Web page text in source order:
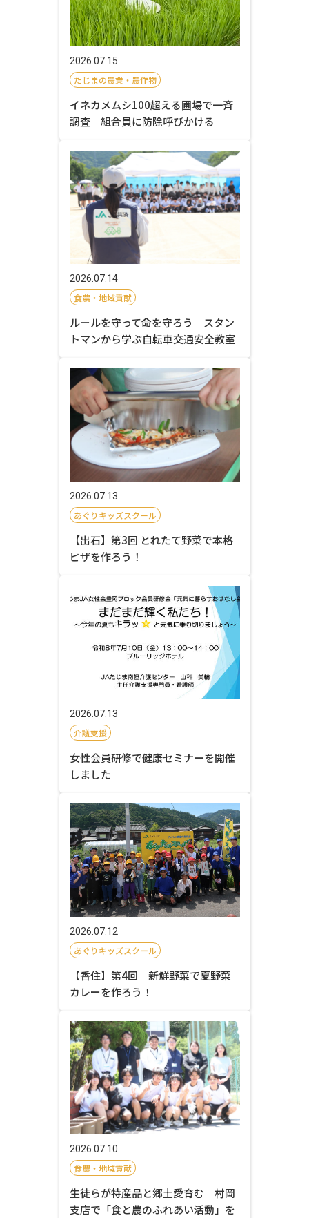
2026.07.15
たじまの農業・農作物
イネカメムシ100超える圃場で一斉
調査 組合員に防除呼びかける
2026.07.14
食農・地域貢献
ルールを守って命を守ろう スタン
トマンから学ぶ自転車交通安全教室
2026.07.13
あぐりキッズスクール
【出石】第3回 とれたて野菜で本格
ピザを作ろう！
2026.07.13
介護支援
女性会員研修で健康セミナーを開催
しました
2026.07.12
あぐりキッズスクール
【香住】第4回 新鮮野菜で夏野菜
カレーを作ろう！
2026.07.10
食農・地域貢献
生徒らが特産品と郷土愛育む 村岡
支店で「食と農のふれあい活動」を